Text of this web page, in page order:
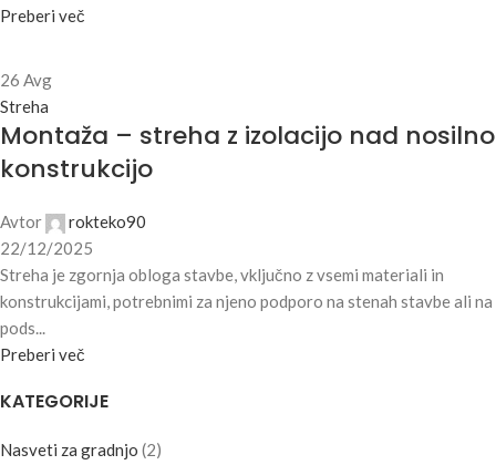
KATEGORIJE
Nasveti za gradnjo (2)
Preberi več
26 Avg
Streha
Montaža – streha z izolacijo nad nosilno
konstrukcijo
Avtor
rokteko90
22/12/2025
Streha je zgornja obloga stavbe, vključno z vsemi materiali in
konstrukcijami, potrebnimi za njeno podporo na stenah stavbe ali na
pods...
Preberi več